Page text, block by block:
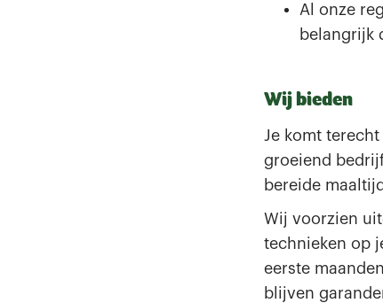
Al onze
belangrijk
Wij bieden
Je komt
groeiend
bereide
Wij voorzien
technieken op
eerste
blijven